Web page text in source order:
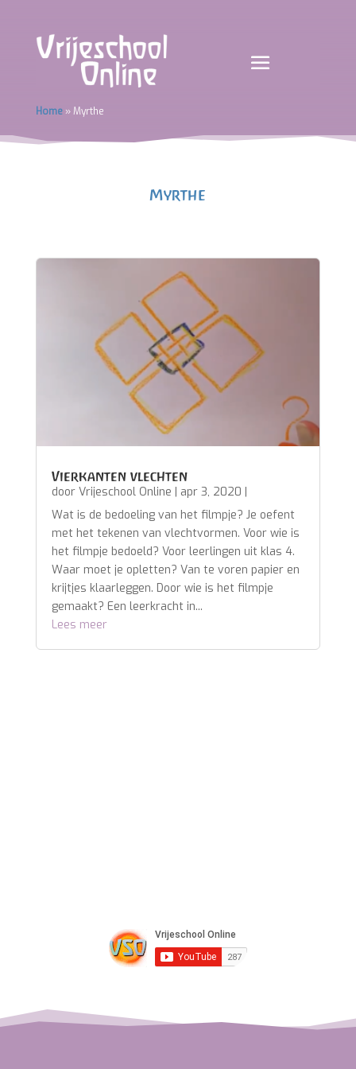
Home»Myrthe
Myrthe
Vierkanten vlechten
door Vrijeschool Online | apr 3, 2020 |
Wat is de bedoeling van het filmpje? Je oefent
met het tekenen van vlechtvormen. Voor wie is
het filmpje bedoeld? Voor leerlingen uit klas 4.
Waar moet je opletten? Van te voren papier en
krijtjes klaarleggen. Door wie is het filmpje
gemaakt? Een leerkracht in...
Lees meer